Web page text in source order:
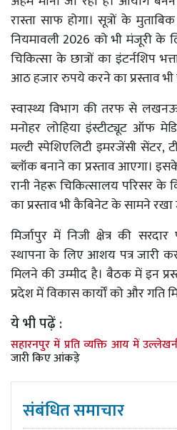
रास्ता साफ होगा। सूत्रों के
नियमावली 2026 को भी मंजूरी के
चिकित्सा के छात्रों का इंटर्नशिप
आठ हजार रुपये करने का प्रस्ताव भी
स्वास्थ्य विभाग की तरफ से
मनोहर लोहिया इंस्टीट्यूट ऑफ
मल्टी स्पेशिएलिटी इमरजेंसी सेंटर,
ब्लॉक बनाने का प्रस्ताव आएगा।
रानी नेहरू चिकित्सालय परिसर के
का प्रस्ताव भी कैबिनेट के सामने रखा
मिर्जापुर में निजी क्षेत्र की
स्थापना के लिए आशय पत्र जारी
मिलने की उम्मीद है। बैठक में इन
प्रदेश में विकास कार्यों को और गति
ये भी पढ़ें :
सहारनपुर में प्रति व्यक्ति आय में
जारी किए आंकड़े
संबंधित समाचार